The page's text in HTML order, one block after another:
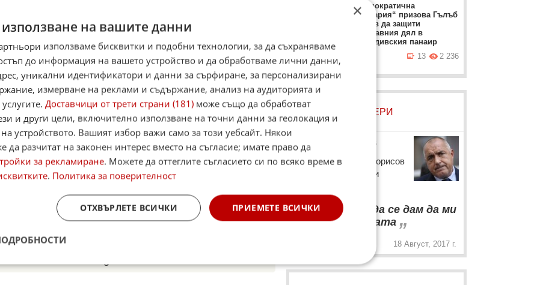
максимално добри правила за промени в
нов Висш съдебен съвет.
интервюто с ръководителя на Европейската
по bTV, в което Кьовеши атакува остро
като "образът на завладяната съдебна
Поставете оценка: ☆
☆
☆
☆
☆
Оценка2.3от40гласа.
Instagram , YouTube,канал Viber,X
източник в Google
„Демократична
България“ призова Гълъб
Донев да защити
държавния дял в
Пловдивския панаир
2 236
13
ЛОВЦИ НА БИСЕРИ
Бойко Борисов
Премиерът Бойко Борисов
за политическото си
“ Няма лесно да се дам да ми
отрежат главата „
18 Август, 2017 г.
×
на вашите данни
използваме бисквитки и подобни технологии, за да съхраняваме
до информация на вашето устройство и да обработваме лични данни,
уникални идентификатори и данни за сърфиране, за персонализирани
измерване на реклами и съдържание, анализ на аудиторията и
Доставчици от трети страни (181) може също да обработват
и други цели, включително използване на точни данни за геолокация и
устройството. Вашият избор важи само за този уебсайт. Някои
да разчитат на законен интерес вместо на съгласие; имате право да
за рекламиране. Можете да оттеглите съгласието си по всяко време в
. Политика за поверителност
ПРИЕМЕТЕ ВСИЧКИ
ОТХВЪРЛЕТЕ ВСИЧКИ